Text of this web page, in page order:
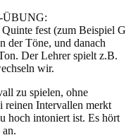
ÜBUNG:
fest (zum Beispiel G
der Töne, und danach
Der Lehrer spielt z.B.
wir.
zu spielen, ohne
reinen Intervallen merkt
hoch intoniert ist. Es hört